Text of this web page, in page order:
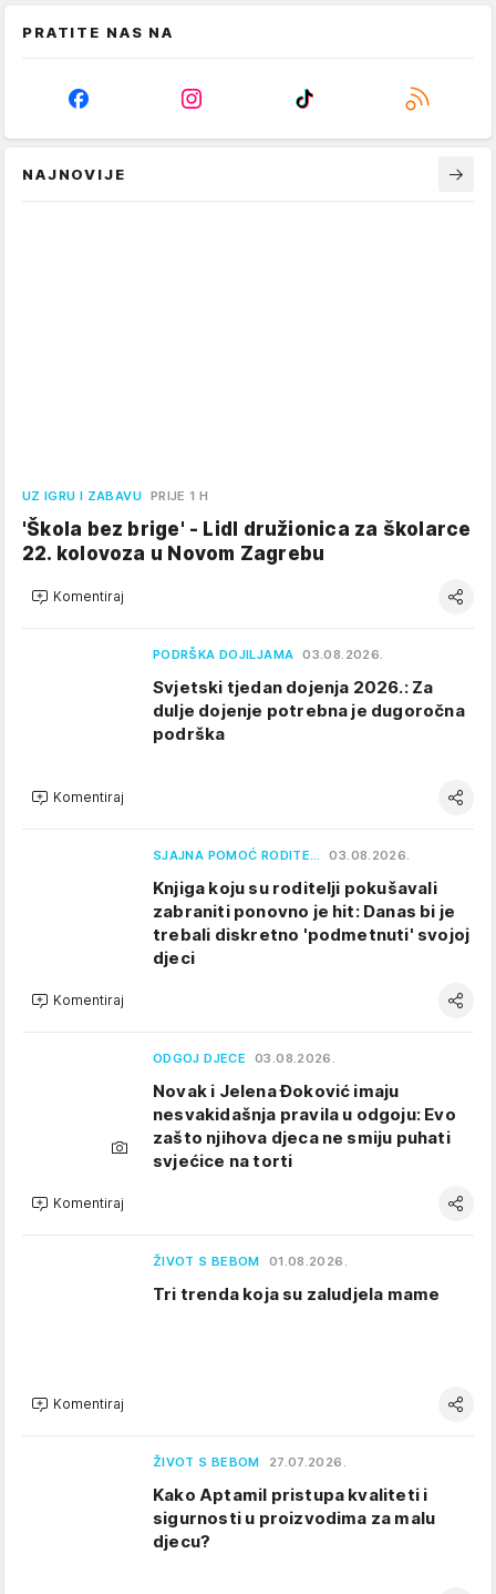
PRATITE NAS NA
NAJNOVIJE
UZ IGRU I ZABAVU PRIJE 1 H
'Škola bez brige' - Lidl družionica za školarce
22. kolovoza u Novom Zagrebu
Komentiraj
PODRŠKA DOJILJAMA 03.08.2026.
Svjetski tjedan dojenja 2026.: Za
dulje dojenje potrebna je dugoročna
podrška
Komentiraj
SJAJNA POMOĆ RODITE… 03.08.2026.
Knjiga koju su roditelji pokušavali
zabraniti ponovno je hit: Danas bi je
trebali diskretno 'podmetnuti' svojoj
djeci
Komentiraj
ODGOJ DJECE 03.08.2026.
Novak i Jelena Đoković imaju
nesvakidašnja pravila u odgoju: Evo
zašto njihova djeca ne smiju puhati
svjećice na torti
Komentiraj
ŽIVOT S BEBOM 01.08.2026.
Tri trenda koja su zaludjela mame
Komentiraj
ŽIVOT S BEBOM 27.07.2026.
Kako Aptamil pristupa kvaliteti i
sigurnosti u proizvodima za malu
djecu?